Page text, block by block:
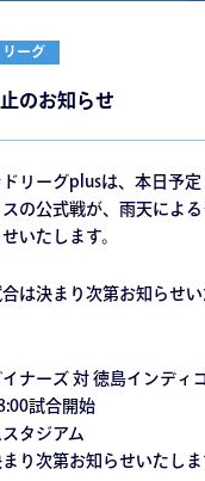
リーグ
のお知らせ
リーグplusは、本日予定
の公式戦が、雨天によ
いたします。
は決まり次第お知らせい
ナーズ 対 徳島インディ
試合開始
タジアム
り次第お知らせいたしま